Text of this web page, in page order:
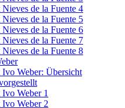
de la Fuente 4
de la Fuente 5
de la Fuente 6
de la Fuente 7
de la Fuente 8
Weber: Übersicht
Weber 1
Weber 2